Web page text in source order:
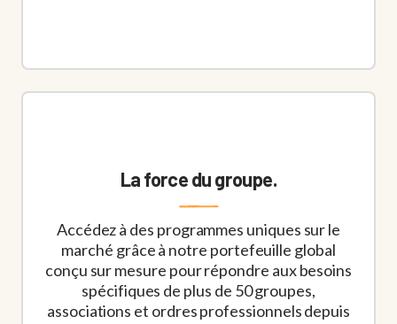
La force du groupe.
Accédez à des programmes uniques sur le
marché grâce à notre portefeuille global
conçu sur mesure pour répondre aux besoins
spécifiques de plus de 50 groupes,
associations et ordres professionnels depuis